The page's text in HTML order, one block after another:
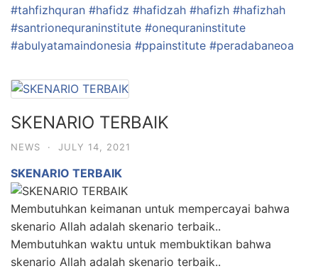
#tahfizhquran #hafidz #hafidzah #hafizh #hafizhah
#santrionequraninstitute #onequraninstitute
#abulyatamaindonesia #ppainstitute #peradabaneoa
SKENARIO TERBAIK
NEWS · JULY 14, 2021
SKENARIO TERBAIK
Membutuhkan keimanan untuk mempercayai bahwa
skenario Allah adalah skenario terbaik..
Membutuhkan waktu untuk membuktikan bahwa
skenario Allah adalah skenario terbaik..